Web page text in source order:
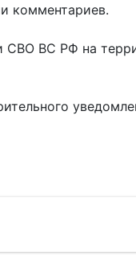
комментариев.
СВО ВС РФ на